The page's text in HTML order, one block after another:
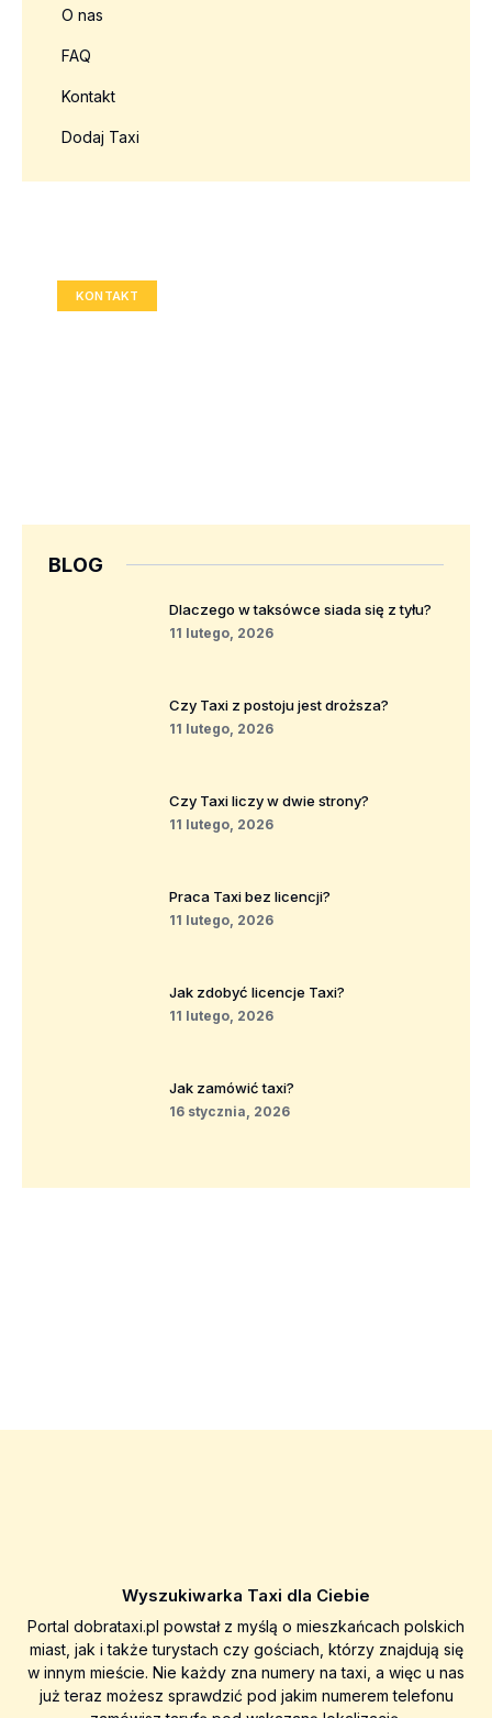
O nas
FAQ
Kontakt
Dodaj Taxi
KONTAKT
BLOG
Dlaczego w taksówce siada się z tyłu?
11 lutego, 2026
Czy Taxi z postoju jest droższa?
11 lutego, 2026
Czy Taxi liczy w dwie strony?
11 lutego, 2026
Praca Taxi bez licencji?
11 lutego, 2026
Jak zdobyć licencje Taxi?
11 lutego, 2026
Jak zamówić taxi?
16 stycznia, 2026
Wyszukiwarka Taxi dla Ciebie
Portal dobrataxi.pl powstał z myślą o mieszkańcach polskich
miast, jak i także turystach czy gościach, którzy znajdują się
w innym mieście. Nie każdy zna numery na taxi, a więc u nas
już teraz możesz sprawdzić pod jakim numerem telefonu